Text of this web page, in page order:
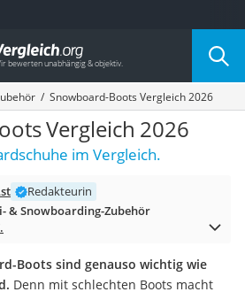
nach Kategorie
Snowboard-Boots Vergleich 2026
Vergleich 2026
im Vergleich.
Redakteurin
& Snowboarding-Zubehör
Boots sind genauso wichtig wie
Denn mit schlechten Boots macht